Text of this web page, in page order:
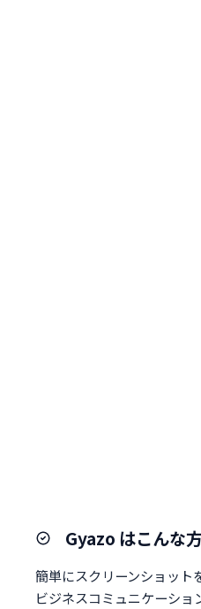
Gyazo はこんな
簡単にスクリーンショット
ビジネスコミュニケーショ